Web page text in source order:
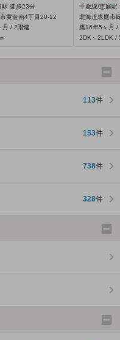
駅 徒歩23分
黄金南4丁目20-12
月 / 2階建
千歳線/恵庭駅
北海道恵庭市
築16年5ヶ月 /
2DK～2LDK /
113件
153件
738件
328件